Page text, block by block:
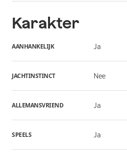
Karakter
AANHANKELIJK Ja
JACHTINSTINCT Nee
ALLEMANSVRIEND Ja
SPEELS Ja